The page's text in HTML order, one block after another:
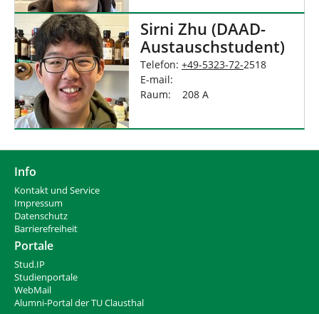
Sirni Zhu (DAAD-
Austauschstudent)
Telefon: +49-5323-72-2518
E-mail:
Raum: 208 A
Info
Kontakt und Service
Impressum
Datenschutz
Barrierefreiheit
Portale
Stud.IP
Studienportale
WebMail
Alumni-Portal der TU Clausthal